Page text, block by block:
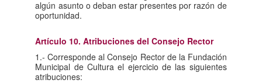
algún asunto o deban estar presentes por razón de
oportunidad.
Artículo 10. Atribuciones del Consejo Rector
1.- Corresponde al Consejo Rector de la Fundación
Municipal de Cultura el ejercicio de las siguientes
atribuciones: